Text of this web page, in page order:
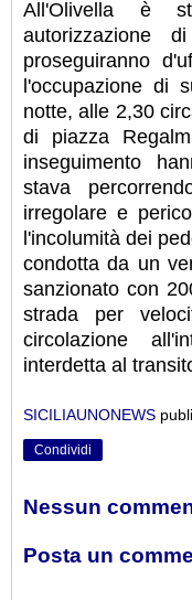
All'Olivella è
autorizzazione
proseguiranno
l'occupazione di
notte, alle 2,30
di piazza
inseguimento
stava
irregolare e
l'incolumità dei
condotta da un
sanzionato con
strada per
circolazione
interdetta al
SICILIAUNONEWS
Condividi
Nessun
Posta un